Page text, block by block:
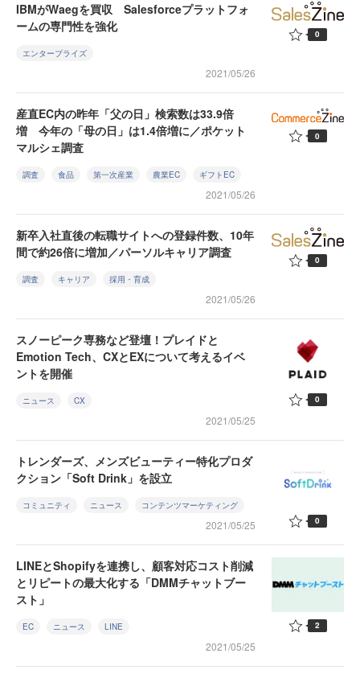
IBMがWaegを買収 Salesforceプラットフォ
ームの専門性を強化
エンタープライズ
2021/05/26
0
産直EC内の昨年「父の日」検索数は33.9倍
増 今年の「母の日」は1.4倍増に／ポケット
マルシェ調査
調査 食品 第一次産業 農業EC ギフトEC
2021/05/26
0
新卒入社直後の転職サイトへの登録件数、10年
間で約26倍に増加／パーソルキャリア調査
調査 キャリア 採用・育成
2021/05/26
0
スノーピーク専務など登壇！プレイドと
Emotion Tech、CXとEXについて考えるイベ
ントを開催
ニュース CX
2021/05/25
0
トレンダーズ、メンズビューティー特化プロダ
クション「Soft Drink」を設立
コミュニティ ニュース コンテンツマーケティング
2021/05/25 0
LINEとShopifyを連携し、顧客対応コスト削減
とリピートの最大化する「DMMチャットブー
スト」
EC ニュース LINE
2021/05/25
2